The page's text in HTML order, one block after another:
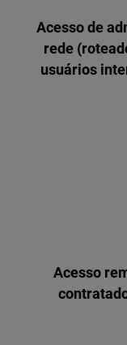
Acesso de
rede
usuários
Acesso